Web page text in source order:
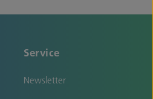
Service
Newsletter